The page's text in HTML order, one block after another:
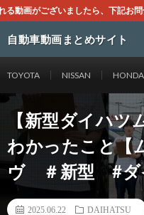
下記お問合せよりご連絡く
自動車動画まとめサイト
TOYOTA NISSAN HONDA
【新型ダイハツ
わかったこと【
ヴ ＃新型 #ダ
2025.06.22 DAIHATSU